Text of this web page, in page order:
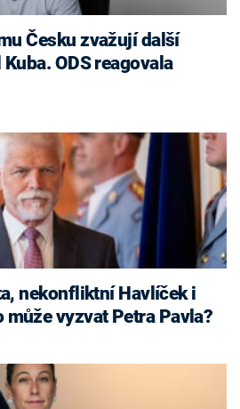
ODS reagovala
může vyzvat Petra Pavla?